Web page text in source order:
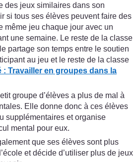
des jeux similaires dans son
si tous ses élèves peuvent faire des
même jeu chaque jour avec un
une semaine. Le reste de la classe
partage son temps entre le soutien
au jeu et le reste de la classe
: Travailler en groupes dans la
groupe d’élèves a plus de mal à
Elle donne donc à ces élèves
supplémentaires et organise
mental pour eux.
que ses élèves sont plus
et décide d’utiliser plus de jeux